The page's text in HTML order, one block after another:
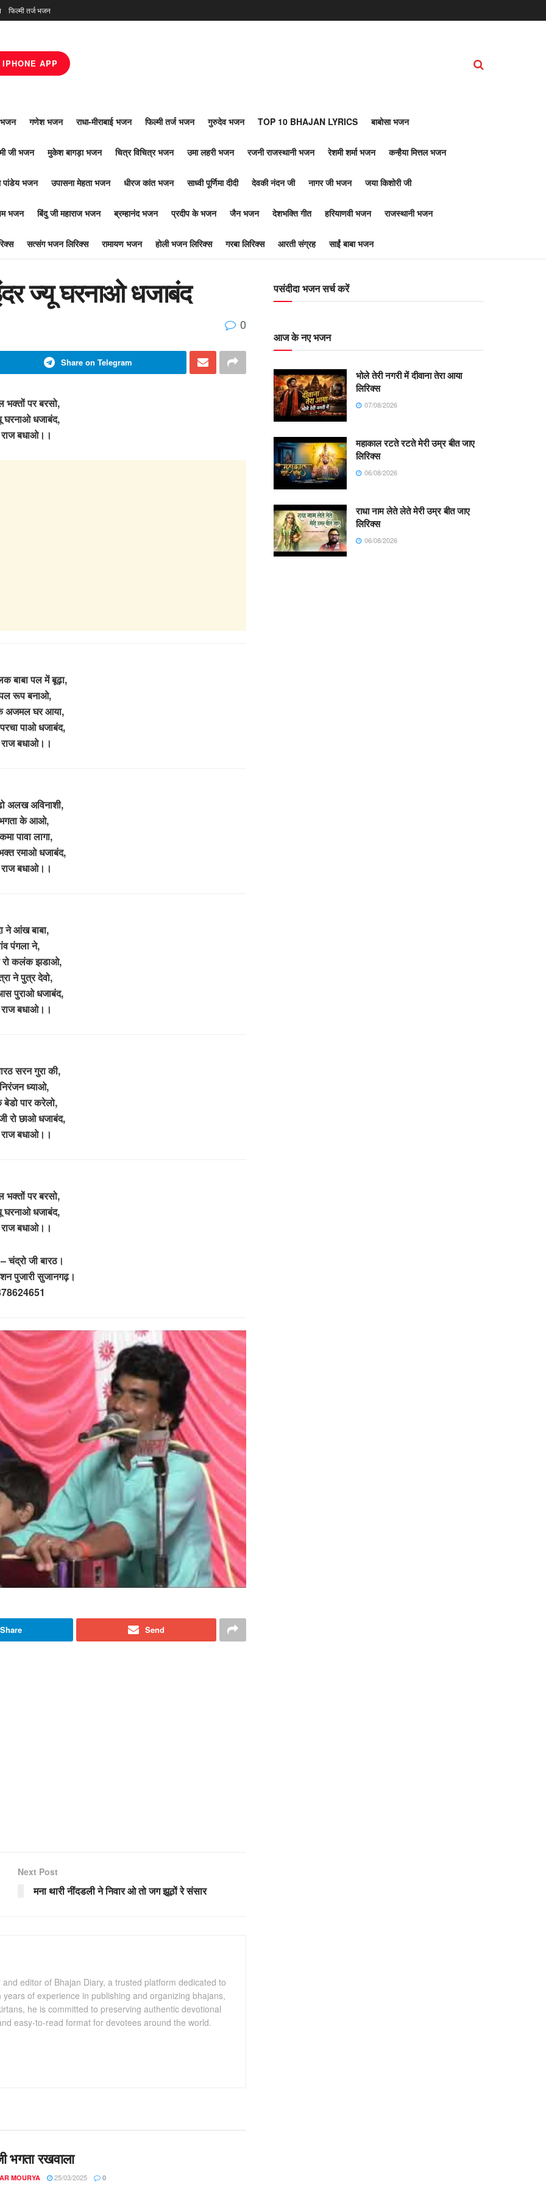
फिल्मी तर्ज भजन
IPHONE APP
भजन गणेश भजन राधा-मीराबाई भजन फिल्मी तर्ज भजन गुरुदेव भजन TOP 10 BHAJAN LYRICS बाबोसा भजन
जी भजन मुकेश बागड़ा भजन चित्र विचित्र भजन उमा लहरी भजन रजनी राजस्थानी भजन रेशमी शर्मा भजन कन्हैया मित्तल भजन
पांडेय भजन उपासना मेहता भजन धीरज कांत भजन साध्वी पूर्णिमा दीदी देवकी नंदन जी नागर जी भजन जया किशोरी जी
भजन बिंदु जी महाराज भजन ब्रम्हानंद भजन प्रदीप के भजन जैन भजन देशभक्ति गीत हरियाणवी भजन राजस्थानी भजन
सत्संग भजन लिरिक्स रामायण भजन होली भजन लिरिक्स गरबा लिरिक्स आरती संग्रह साईं बाबा भजन
ज्यू घरनाओ धजाबंद
0
Share on Telegram
भक्तों पर बरसो,
घरनाओ धजाबंद,
राज बधाओ।।
बाबा पल में बूढ़ा,
रूप बनाओ,
अजमल घर आया,
पाओ धजाबंद,
राज बधाओ।।
अलख अविनाशी,
के आओ,
पावा लागा,
रमाओ धजाबंद,
राज बधाओ।।
ने आंख बाबा,
पंगला ने,
रो कलंक झडाओ,
ने पुत्र देवो,
पुराओ धजाबंद,
राज बधाओ।।
सरन गुरा की,
ध्याओ,
बेडो पार करेलो,
रो छाओ धजाबंद,
राज बधाओ।।
भक्तों पर बरसो,
घरनाओ धजाबंद,
राज बधाओ।।
चंद्रो जी बारठ।
पुजारी सुजानगढ़।
Share Send
Next Post
मना थारी नींदडली ने निवार ओ तो जग झूठों रे संसार
editor of Bhajan Diary, a trusted platform dedicated to
of experience in publishing and organizing bhajans,
he is committed to preserving authentic devotional
easy-to-read format for devotees around the world.
भगता रखवाला
MOURYA 25/03/2025 0
पसंदीदा भजन सर्च करें
आज के नए भजन
भोले तेरी नगरी में दीवाना तेरा आया
लिरिक्स
07/08/2026
महाकाल रटते रटते मेरी उम्र बीत जाए
लिरिक्स
06/08/2026
राधा नाम लेते लेते मेरी उम्र बीत जाए
लिरिक्स
06/08/2026